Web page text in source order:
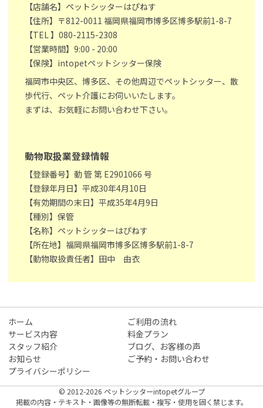
【店舗名】ペットシッターはぴねす
【住所】〒812-0011 福岡県福岡市博多区博多駅前1-8-7
【TEL 】080-2115-2308
【営業時間】9:00 - 20:00
【保険】intopetペットシッター保険
福岡市中央区、博多区、その他周辺でペットシッター、散
歩代行、ペット介護にお伺いいたします。
まずは、お気軽にお問い合わせ下さい。
動物取扱業登録情報
【登録番号】動 管 第 E2901066 号
【登録年月日】平成30年4月10日
【有効期間の末日】平成35年4月9日
【種別】保管
【名称】ペットシッターはぴねす
【所在地】福岡県福岡市博多区博多駅前1-8-7
【動物取扱責任者】田中 由衣
ホーム
ご利用の流れ
サービス内容
料金プラン
スタッフ紹介
ブログ、お客様の声
お知らせ
ご予約・お問い合わせ
プライバシーポリシー
© 2012-2026 ペットシッターintopetグループ
掲載の内容・テキスト・画像等の無断転載・複写・使用を固く禁じます。